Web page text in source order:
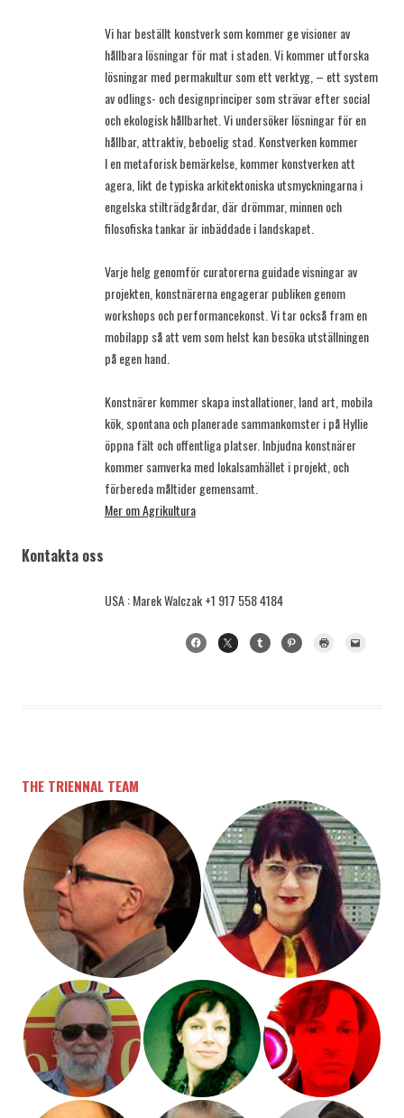
Vi har beställt konstverk som kommer ge visioner av
hållbara lösningar för mat i staden. Vi kommer utforska
lösningar med permakultur som ett verktyg, – ett system
av odlings- och designprinciper som strävar efter social
och ekologisk hållbarhet. Vi undersöker lösningar för en
hållbar, attraktiv, beboelig stad. Konstverken kommer
I en metaforisk bemärkelse, kommer konstverken att
agera, likt de typiska arkitektoniska utsmyckningarna i
engelska stilträdgårdar, där drömmar, minnen och
filosofiska tankar är inbäddade i landskapet.
Varje helg genomför curatorerna guidade visningar av
projekten, konstnärerna engagerar publiken genom
workshops och performancekonst. Vi tar också fram en
mobilapp så att vem som helst kan besöka utställningen
på egen hand.
Konstnärer kommer skapa installationer, land art, mobila
kök, spontana och planerade sammankomster i på Hyllie
öppna fält och offentliga platser. Inbjudna konstnärer
kommer samverka med lokalsamhället i projekt, och
förbereda måltider gemensamt.
Mer om Agrikultura
Kontakta oss
USA : Marek Walczak +1 917 558 4184
THE TRIENNAL TEAM